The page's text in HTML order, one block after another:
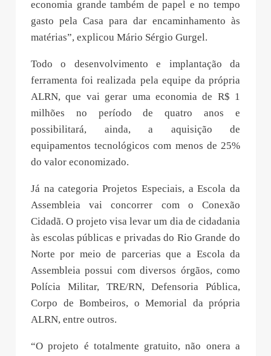
economia grande também de papel e no tempo
gasto pela Casa para dar encaminhamento às
matérias”, explicou Mário Sérgio Gurgel.
Todo o desenvolvimento e implantação da
ferramenta foi realizada pela equipe da própria
ALRN, que vai gerar uma economia de R$ 1
milhões no período de quatro anos e
possibilitará, ainda, a aquisição de
equipamentos tecnológicos com menos de 25%
do valor economizado.
Já na categoria Projetos Especiais, a Escola da
Assembleia vai concorrer com o Conexão
Cidadã. O projeto visa levar um dia de cidadania
às escolas públicas e privadas do Rio Grande do
Norte por meio de parcerias que a Escola da
Assembleia possui com diversos órgãos, como
Polícia Militar, TRE/RN, Defensoria Pública,
Corpo de Bombeiros, o Memorial da própria
ALRN, entre outros.
“O projeto é totalmente gratuito, não onera a